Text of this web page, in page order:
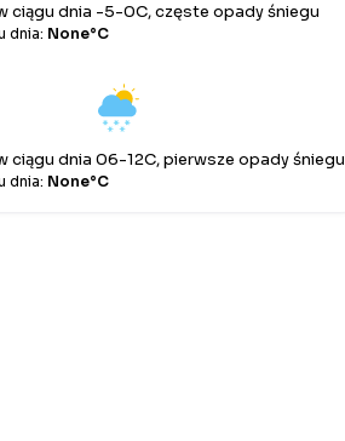
ciągu dnia -5-0C, częste opady śniegu
dnia: None°C
ciągu dnia 06-12C, pierwsze opady śniegu
dnia: None°C